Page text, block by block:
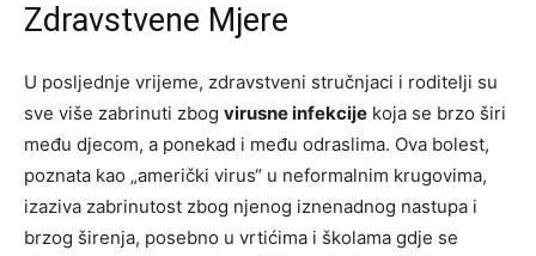
Zdravstvene Mjere
U posljednje vrijeme, zdravstveni stručnjaci i roditelji su
sve više zabrinuti zbog virusne infekcije koja se brzo širi
među djecom, a ponekad i među odraslima. Ova bolest,
poznata kao „američki virus“ u neformalnim krugovima,
izaziva zabrinutost zbog njenog iznenadnog nastupa i
brzog širenja, posebno u vrtićima i školama gdje se